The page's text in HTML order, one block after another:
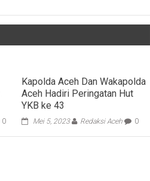
0
Kapolda Aceh Dan Wakapolda
Aceh Hadiri Peringatan Hut
YKB ke 43
Mei 5, 2023 Redaksi Aceh 0